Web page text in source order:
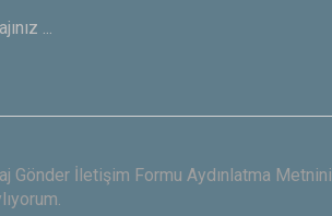
Gönder İletişim Formu Aydınlatma Metnini